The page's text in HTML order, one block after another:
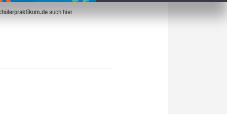
auch hier